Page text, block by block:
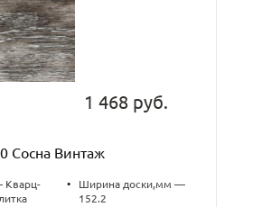
1 468 руб.
Сосна Винтаж
Кварц-
•
Ширина доски,мм —
152.2